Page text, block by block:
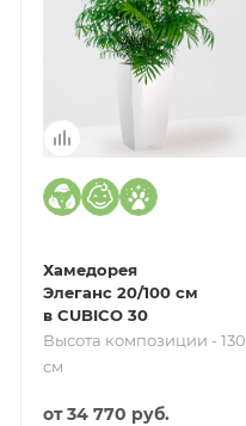
Хамедорея
Элеганс 20/100 см
в CUBICO 30
Высота композиции - 130
см
от34 770 руб.